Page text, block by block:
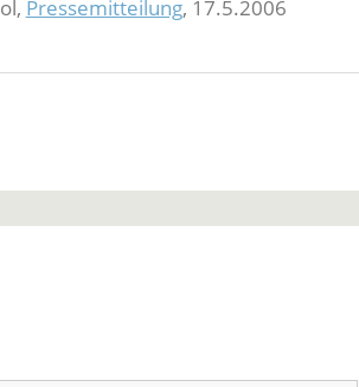
Pressemitteilung, 17.5.2006